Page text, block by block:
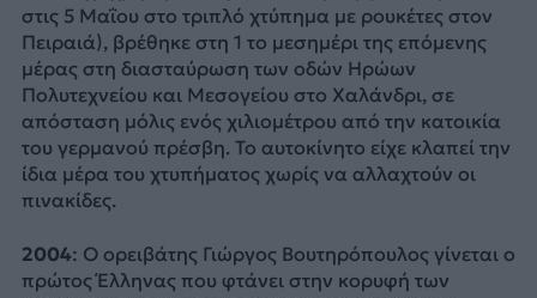
στις 5 Μαΐου στο τριπλό χτύπημα με ρουκέτες στον
Πειραιά), βρέθηκε στη 1 το μεσημέρι της επόμενης
μέρας στη διασταύρωση των οδών Ηρώων
Πολυτεχνείου και Μεσογείου στο Χαλάνδρι, σε
απόσταση μόλις ενός χιλιομέτρου από την κατοικία
του γερμανού πρέσβη. Το αυτοκίνητο είχε κλαπεί την
ίδια μέρα του χτυπήματος χωρίς να αλλαχτούν οι
πινακίδες.
2004: Ο ορειβάτης Γιώργος Βουτηρόπουλος γίνεται ο
πρώτος Έλληνας που φτάνει στην κορυφή των